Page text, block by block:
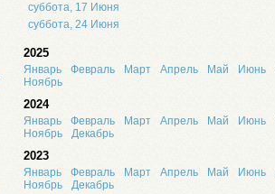
суббота, 17 Июня
суббота, 24 Июня
2025
Январь Февраль Март Апрель Май Июнь
Ноябрь
2024
Январь Февраль Март Апрель Май Июнь
Ноябрь
Декабрь
2023
Январь Февраль Март Апрель Май Июнь
Ноябрь
Декабрь